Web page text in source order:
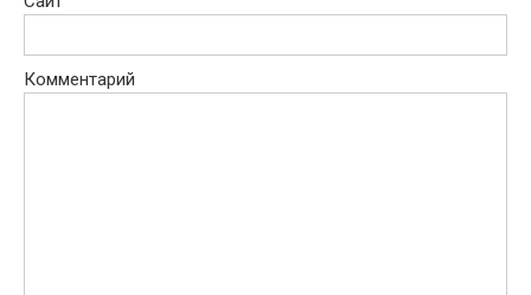
Комментарий